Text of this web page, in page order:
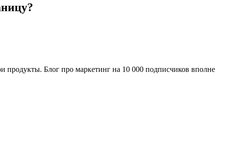
продукты. Блог про маркетинг на 10 000 подписчиков вполне